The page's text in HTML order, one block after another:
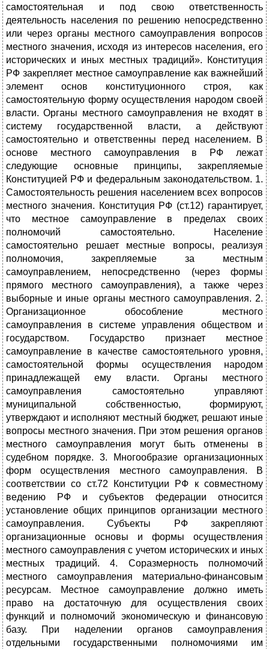
самостоятельная и под свою ответственность
деятельность населения по решению непосредственно
или через органы местного самоуправления вопросов
местного значения, исходя из интересов населения, его
исторических и иных местных традиций». Конституция
РФ закрепляет местное самоуправление как важнейший
элемент основ конституционного строя, как
самостоятельную форму осуществления народом своей
власти. Органы местного самоуправления не входят в
систему государственной власти, а действуют
самостоятельно и ответственны перед населением. В
основе местного самоуправления в РФ лежат
следующие основные принципы, закрепляемые
Конституцией РФ и федеральным законодательством. 1.
Самостоятельность решения населением всех вопросов
местного значения. Конституция РФ (ст.12) гарантирует,
что местное самоуправление в пределах своих
полномочий самостоятельно. Население
самостоятельно решает местные вопросы, реализуя
полномочия, закрепляемые за местным
самоуправлением, непосредственно (через формы
прямого местного самоуправления), а также через
выборные и иные органы местного самоуправления. 2.
Организационное обособление местного
самоуправления в системе управления обществом и
государством. Государство признает местное
самоуправление в качестве самостоятельного уровня,
самостоятельной формы осуществления народом
принадлежащей ему власти. Органы местного
самоуправления самостоятельно управляют
муниципальной собственностью, формируют,
утверждают и исполняют местный бюджет, решают иные
вопросы местного значения. При этом решения органов
местного самоуправления могут быть отменены в
судебном порядке. 3. Многообразие организационных
форм осуществления местного самоуправления. В
соответствии со ст.72 Конституции РФ к совместному
ведению РФ и субъектов федерации относится
установление общих принципов организации местного
самоуправления. Субъекты РФ закрепляют
организационные основы и формы осуществления
местного самоуправления с учетом исторических и иных
местных традиций. 4. Соразмерность полномочий
местного самоуправления материально-финансовым
ресурсам. Местное самоуправление должно иметь
право на достаточную для осуществления своих
функций и полномочий экономическую и финансовую
базу. При наделении органов самоуправления
отдельными государственными полномочиями им